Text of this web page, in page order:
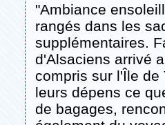
"Ambiance
rangés dans les
supplémentaires.
d'Alsaciens arrivé
compris sur l'Île de
leurs dépens ce
de bagages,